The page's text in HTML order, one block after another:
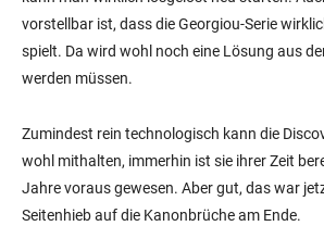
vorstellbar ist, dass die Georgiou-Serie
spielt. Da wird wohl noch eine Lösung aus
werden müssen.
Zumindest rein technologisch kann die
wohl mithalten, immerhin ist sie ihrer Zeit
Jahre voraus gewesen. Aber gut, das war
Seitenhieb auf die Kanonbrüche am Ende.